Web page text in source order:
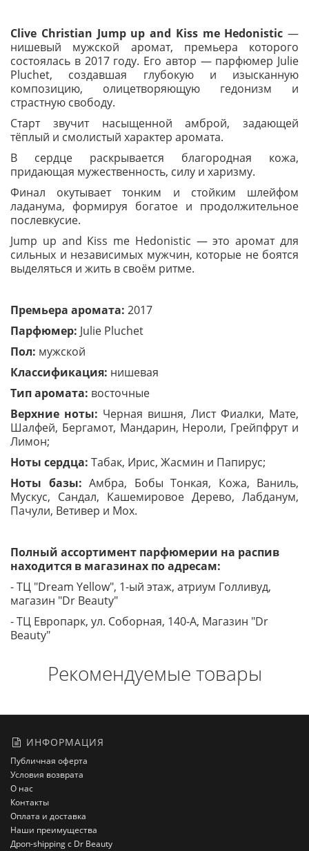
Clive Christian Jump up and Kiss me Hedonistic —
нишевый мужской аромат, премьера которого
состоялась в 2017 году. Его автор — парфюмер Julie
Pluchet, создавшая глубокую и изысканную
композицию, олицетворяющую гедонизм и
страстную свободу.
Старт звучит насыщенной амброй, задающей
тёплый и смолистый характер аромата.
В сердце раскрывается благородная кожа,
придающая мужественность, силу и харизму.
Финал окутывает тонким и стойким шлейфом
ладанума, формируя богатое и продолжительное
послевкусие.
Jump up and Kiss me Hedonistic — это аромат для
сильных и независимых мужчин, которые не боятся
выделяться и жить в своём ритме.
Премьера аромата: 2017
Парфюмер: Julie Pluchet
Пол: мужской
Классификация: нишевая
Тип аромата: восточные
Верхние ноты: Черная вишня, Лист Фиалки, Мате,
Шалфей, Бергамот, Мандарин, Нероли, Грейпфрут и
Лимон;
Ноты сердца: Табак, Ирис, Жасмин и Папирус;
Ноты базы: Амбра, Бобы Тонкая, Кожа, Ваниль,
Мускус, Сандал, Кашемировое Дерево, Лабданум,
Пачули, Ветивер и Мох.
Полный ассортимент парфюмерии на распив
находится в магазинах по адресам:
- ТЦ "Dream Yellow", 1-ый этаж, атриум Голливуд,
магазин "Dr Beauty"
- ТЦ Европарк, ул. Соборная, 140-A, Магазин "Dr
Beauty"
Рекомендуемые товары
ИНФОРМАЦИЯ
Публичная оферта
Условия возврата
О нас
Контакты
Оплата и доставка
Наши преимущества
Дроп-shipping с Dr Beauty